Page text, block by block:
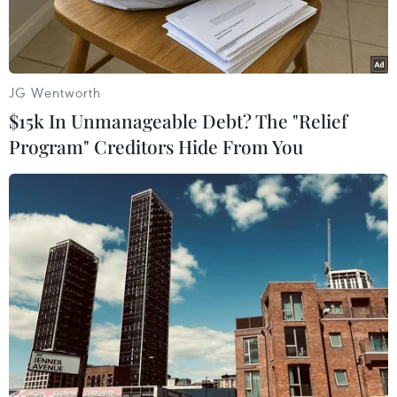
EVFTA có hiệu lực.
Xuất khẩu hàng hóa của Việt Nam qua Cảng Hải phòng. (Ảnh:
Hiệp định Thương mại tự do giữa Việt Nam-EU
(gọi tắt là EVFTA) sau hai năm thực thi đã ghi
JG Wentworth
$15k In Unmanageable Debt? The "Relief
Program" Creditors Hide From You